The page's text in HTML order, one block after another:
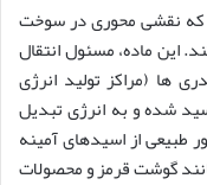
که نقشی محوری در سوخت
این ماده، مسئول انتقال
ها (مراکز تولید انرژی
شده و به انرژی تبدیل
طبیعی از اسیدهای آمینه
گوشت قرمز و محصولات